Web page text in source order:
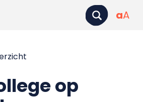
aA
op